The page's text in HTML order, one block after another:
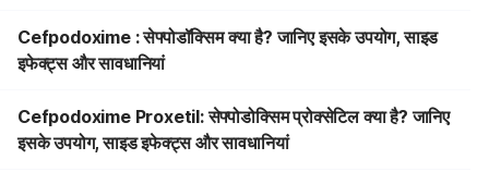
Cefpodoxime : सेफ्पोडॉक्सिम क्या है? जानिए इसके उपयोग, साइड
इफेक्ट्स और सावधानियां
Cefpodoxime Proxetil: सेफ्पोडोक्सिम प्रोक्सेटिल क्या है? जानिए
इसके उपयोग, साइड इफेक्ट्स और सावधानियां